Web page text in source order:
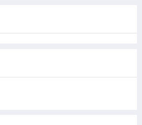
TV
Kerja Anggota DPD RI, Filep
ke Manokwari Selatan, Fokus pada